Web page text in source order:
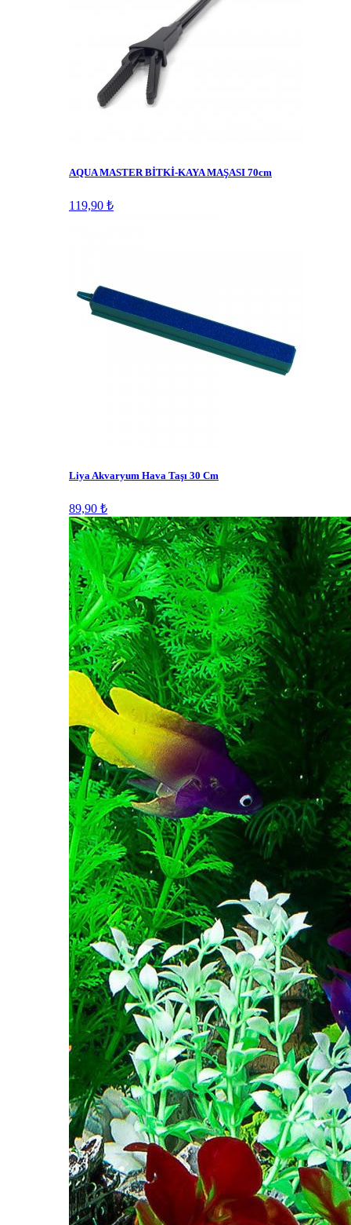
AQUA MASTER BİTKİ-KAYA MAŞASI 70cm
119,90 ₺
Liya Akvaryum Hava Taşı 30 Cm
89,90 ₺